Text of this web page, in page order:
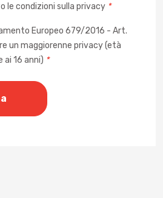
le condizioni sulla privacy *
Europeo 679/2016 - Art.
un maggiorenne privacy (età
ai 16 anni) *